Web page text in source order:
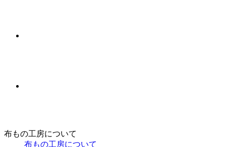
布もの工房について
布もの工房について